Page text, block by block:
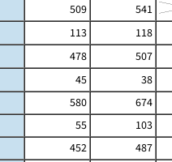
509
541
113 118
478 507
45 38
580 674
55 103
452 487